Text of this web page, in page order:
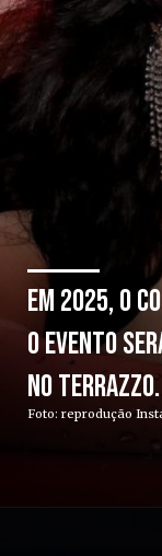
Em 2025, o
O evento
no Terrazzo.
Foto: reprodução